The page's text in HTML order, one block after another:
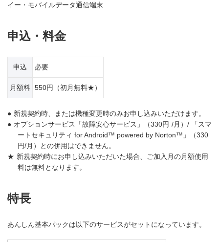
イー・モバイルデータ通信端末
申込・料金
申込 必要
月額料 550円 （初月無料★）
● 新規契約時、または機種変更時のみお申し込みいただけます。
● オプションサービス「故障安心サービス」（330円 /月）/ 「スマ
ートセキュリティ for Android™ powered by Norton™」（330
円/月）との併用はできません。
★ 新規契約時にお申し込みいただいた場合、ご加入月の月額使用
料は無料となります。
特長
あんしん基本パックは以下のサービスがセットになっています。